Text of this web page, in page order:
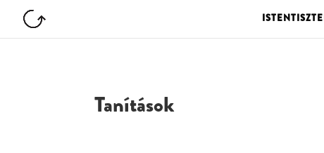
Tanítások